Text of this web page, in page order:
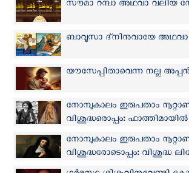
സൗമാ റമ്പാ അഥവാ വലിയ
ബാവൂസാ ദ്നിനുവായേ
യൗസേപ്പിതാവെന്ന നല്ല
നോമ്പുകാലം ഇരുപതാം
വിശുദ്ധരൊപ്പം: ഫാത്തിമായിൽ
ഫ്രാൻസിസ്കോ മാർത്തോ
നോമ്പുകാലം ഇരുപതാം
വിശുദ്ധരോടൊപ്പം: വിശുദ്ധ